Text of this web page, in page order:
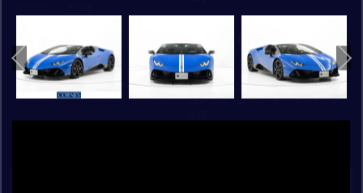
ROLLS ROYCE
SINGER VEHICLE DESIGN
ベントレー東京 芝
2023
21,183
ランボルギーニ芝 ショールーム
支払総額
48,100,000
初度登録年：
2024
走行距離：
26,100
ロールス・ロイス・モーター・カーズ
ご購入希望時期
ご連絡方法